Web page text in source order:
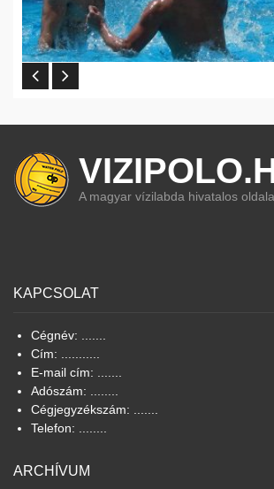
A magyar vízilabda hivatalos oldala
KAPCSOLAT
Cégnév: .......
Cím: ...........
E-mail cím: .......
Adószám: ........
Cégjegyzékszám: .......
Telefon: ........
ARCHÍVUM